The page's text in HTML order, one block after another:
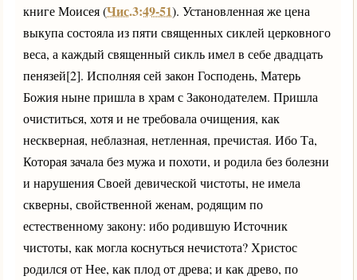
книге Моисея (Чис.3:49-51). Установленная же цена
выкупа состояла из пяти священных сиклей церковного
веса, а каждый священный сикль имел в себе двадцать
пенязей[2]. Исполняя сей закон Господень, Матерь
Божия ныне пришла в храм с Законодателем. Пришла
очиститься, хотя и не требовала очищения, как
нескверная, неблазная, нетленная, пречистая. Ибо Та,
Которая зачала без мужа и похоти, и родила без болезни
и нарушения Своей девической чистоты, не имела
скверны, свойственной женам, родящим по
естественному закону: ибо родившую Источник
чистоты, как могла коснуться нечистота? Христос
родился от Нее, как плод от древа; и как древо, по